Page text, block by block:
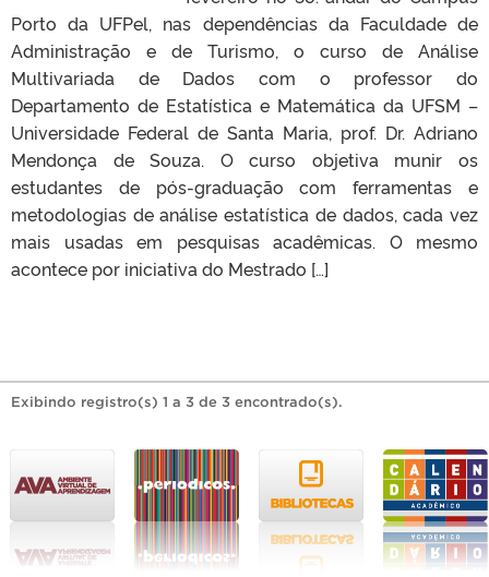
Porto da UFPel, nas dependências da Faculdade de
Administração e de Turismo, o curso de Análise
Multivariada de Dados com o professor do
Departamento de Estatística e Matemática da UFSM –
Universidade Federal de Santa Maria, prof. Dr. Adriano
Mendonça de Souza. O curso objetiva munir os
estudantes de pós-graduação com ferramentas e
metodologias de análise estatística de dados, cada vez
mais usadas em pesquisas acadêmicas. O mesmo
acontece por iniciativa do Mestrado […]
Exibindo registro(s) 1 a 3 de 3 encontrado(s).